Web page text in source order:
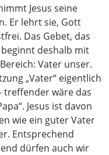
Jesus seine
Er lehrt sie, Gott
Das Gebet, das
deshalb mit
Vater unser.
„Vater“ eigentlich
treffender wäre das
Jesus ist davon
wie ein guter Vater
Entsprechend
dürfen auch wir